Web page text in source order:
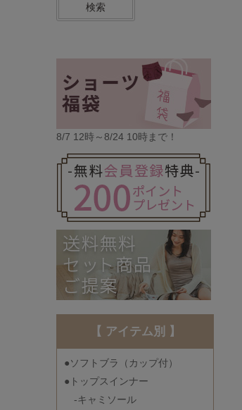
検索
8/7 12時～8/24 10時まで！
【 アイテム別 】
●ソフトブラ（カップ付）
●トップスインナー
-キャミソール